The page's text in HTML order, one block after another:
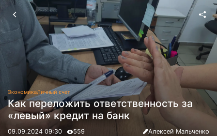
ЭкономикаЛичный счет
Как переложить ответственность за
«левый» кредит на банк
09.09.2024 09:30 559 Алексей Мальченко